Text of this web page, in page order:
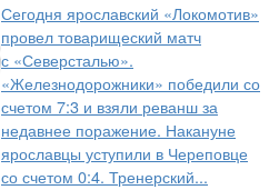
Сегодня ярославский «Локомотив»
провел товарищеский матч
с «Северсталью».
«Железнодорожники» победили со
счетом 7:3 и взяли реванш за
недавнее поражение. Накануне
ярославцы уступили в Череповце
со счетом 0:4. Тренерский...